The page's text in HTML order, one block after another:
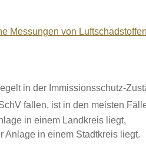
Messungen von
in der Immissionsschutz-
fallen, ist in den meisten
in einem Landkreis liegt,
Anlage in einem Stadtkreis liegt.